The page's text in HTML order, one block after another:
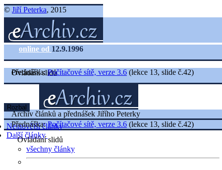
© Jiří Peterka, 2015
online od 12.9.1996
Ovládání slidů
Nejnovější články
Další články
všechny články
Přednáška:Počítačové sítě, verze 3.6 (lekce 13, slide č.42)
Rozbal
Archiv článků a přednášek Jiřího Peterky
Přednáška:Počítačové sítě, verze 3.6 (lekce 13, slide č.42)
Ovládání slidů